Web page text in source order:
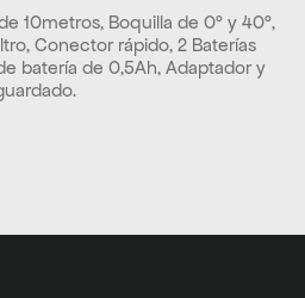
10metros, Boquilla de 0° y 40°,
Conector rápido, 2 Baterías
batería de 0,5Ah, Adaptador y